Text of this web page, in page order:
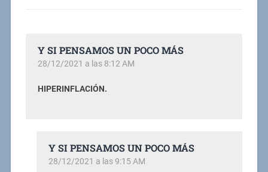
Y SI PENSAMOS UN POCO MÁS
28/12/2021 a las 8:12 AM
HIPERINFLACIÓN.
Y SI PENSAMOS UN POCO MÁS
28/12/2021 a las 9:15 AM